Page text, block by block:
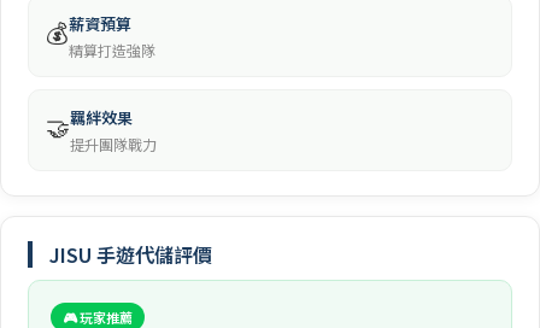
💰薪資預算
精算打造強隊
🤝羈絆效果
提升團隊戰力
JISU 手遊代儲評價
🎮 玩家推薦